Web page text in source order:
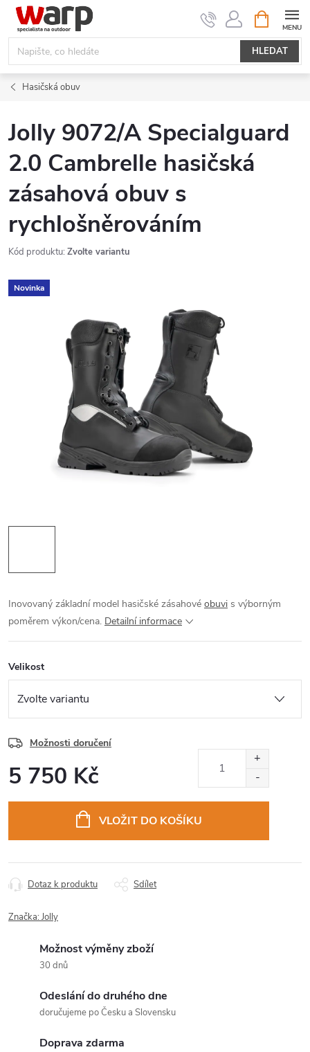
Přejít
obsah
HLEDAT
NÁKUPNÍ
KOŠÍK
Hasičská obuv
Jolly 9072/A Specialguard
2.0 Cambrelle hasičská
zásahová obuv s
rychlošněrováním
Kód produktu: Zvolte variantu
Novinka
Inovovaný základní model hasičské zásahové obuvi s výborným
poměrem výkon/cena. Detailní informace
Velikost
Možnosti doručení
5 750 Kč
VLOŽIT DO KOŠÍKU
Dotaz k produktu Sdílet
Značka:Jolly
Možnost výměny zboží
30 dnů
Odeslání do druhého dne
doručujeme po Česku a Slovensku
Doprava zdarma